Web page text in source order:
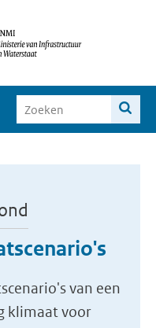
van een
klimaat voor